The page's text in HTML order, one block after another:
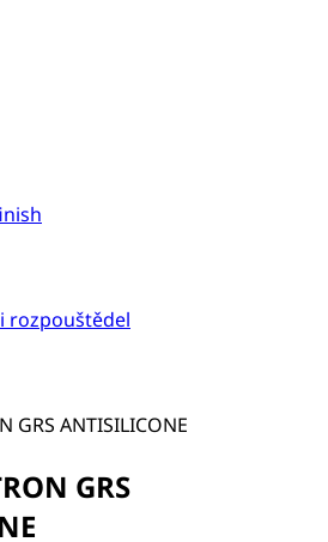
rozpouštědel
GRS ANTISILICONE
GRS